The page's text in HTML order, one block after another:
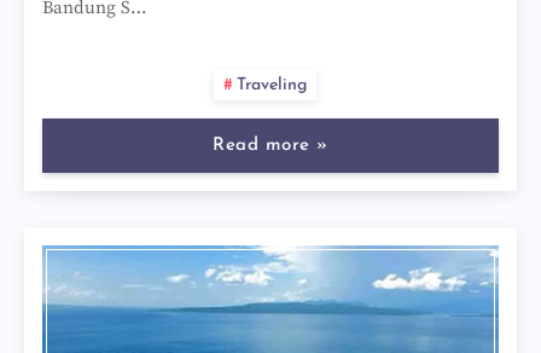
Bandung S…
Traveling
Read more »